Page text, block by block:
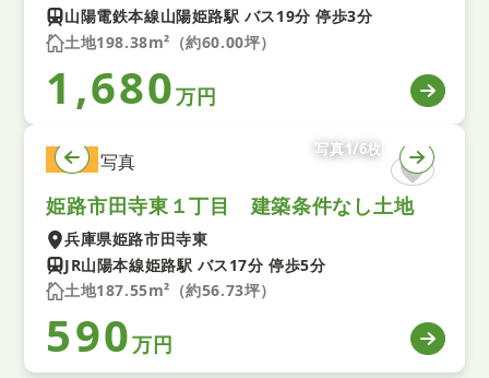
山陽電鉄本線山陽姫路駅 バス19分 停歩3分
土地198.38m²（約60.00坪）
1,680万円
土地
写真1/6枚
姫路市田寺東１丁目 建築条件なし土地
兵庫県姫路市田寺東
JR山陽本線姫路駅 バス17分 停歩5分
土地187.55m²（約56.73坪）
590万円